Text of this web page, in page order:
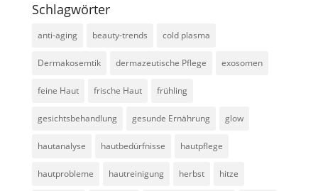
Schlagwörter
anti-aging beauty-trends cold plasma
Dermakosemtik dermazeutische Pflege exosomen
feine Haut frische Haut frühling
gesichtsbehandlung gesunde Ernährung glow
hautanalyse hautbedürfnisse hautpflege
hautprobleme hautreinigung herbst hitze